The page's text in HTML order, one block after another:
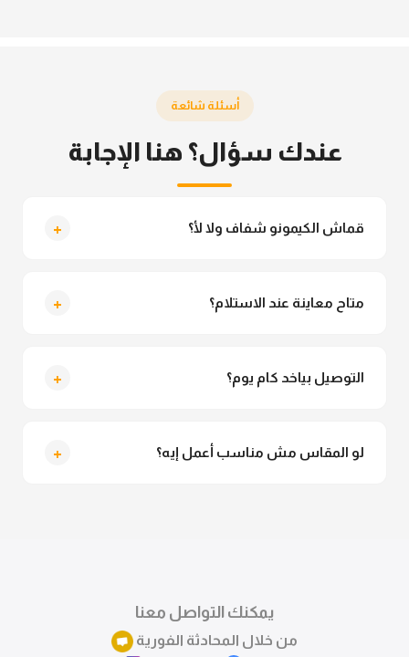
أسئلة شائعة
عندك سؤال؟ هنا الإجابة
قماش الكيمونو شفاف ولا لأ؟ +
متاح معاينة عند الاستلام؟ +
التوصيل بياخد كام يوم؟ +
لو المقاس مش مناسب أعمل إيه؟ +
يمكنك التواصل معنا
من خلال المحادثة الفورية